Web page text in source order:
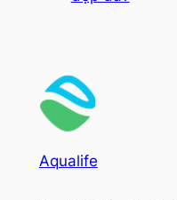
Aqualife